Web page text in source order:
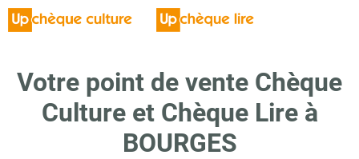
Votre point de vente Chèque
Culture et Chèque Lire à
BOURGES